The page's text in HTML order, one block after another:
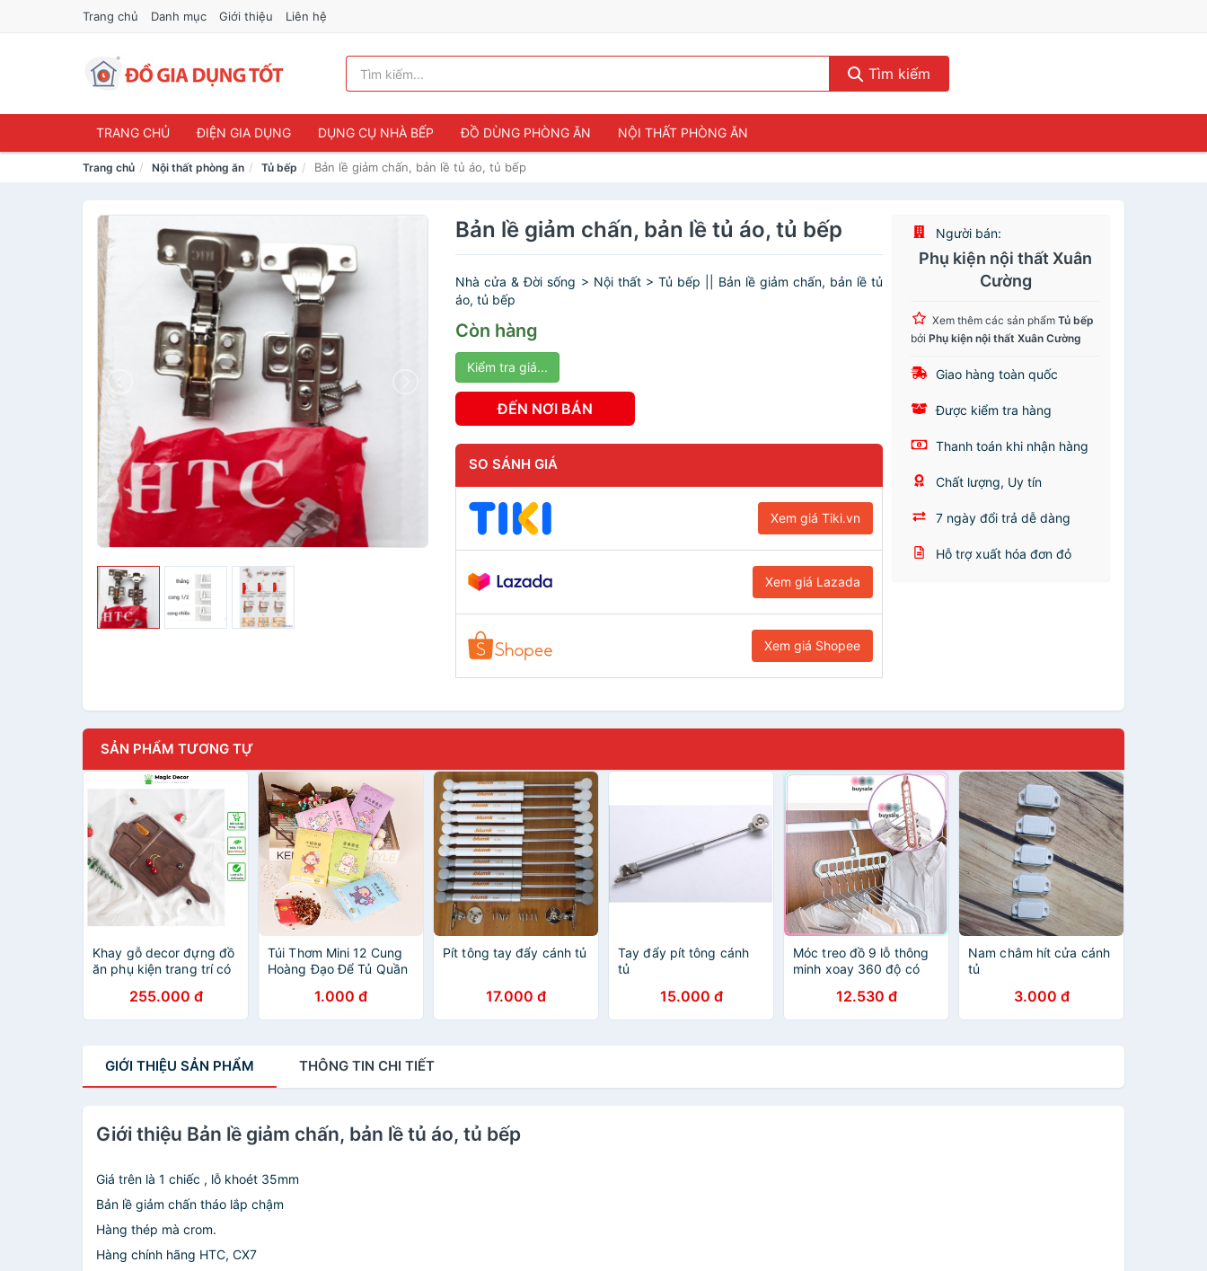
Trang chủ Danh mục Giới thiệu Liên hệ
Tìm kiếm
TRANG CHỦ ĐIỆN GIA DỤNG DỤNG CỤ NHÀ BẾP ĐỒ DÙNG PHÒNG ĂN NỘI THẤT PHÒNG ĂN
Trang chủ Nội thất phòng ăn Tủ bếp Bản lề giảm chấn, bản lề tủ áo, tủ bếp
Bản lề giảm chấn, bản lề tủ áo, tủ bếp
Nhà cửa & Đời sống > Nội thất > Tủ bếp || Bản lề giảm chấn, bản lề tủ
áo, tủ bếp
Còn hàng
Kiểm tra giá...
ĐẾN NƠI BÁN
SO SÁNH GIÁ
Xem giá Tiki.vn
Xem giá Lazada
Xem giá Shopee
Người bán:
Phụ kiện nội thất Xuân
Cường
Xem thêm các sản phẩmTủ bếp
bởiPhụ kiện nội thất Xuân Cường
Giao hàng toàn quốc
Được kiểm tra hàng
Thanh toán khi nhận hàng
Chất lượng, Uy tín
7 ngày đổi trả dễ dàng
Hỗ trợ xuất hóa đơn đỏ
SẢN PHẨM TƯƠNG TỰ
Khay gỗ decor đựng đồ
ăn phụ kiện trang trí có
20x41cm gỗ óc chó
nhập khẩu cao cấp
255.000 đ
Túi Thơm Mini 12 Cung
Hoàng Đạo Để Tủ Quần
Ngẫu Nhiên)
1.000 đ
Pít tông tay đẩy cánh tủ
17.000 đ
Tay đẩy pít tông cánh
tủ
15.000 đ
Móc treo đồ 9 lỗ thông
minh xoay 360 độ có
dọc giúp tiết kiệm
không gian tủ đồ -
12.530 đ
Nam châm hít cửa cánh
tủ
3.000 đ
GIỚI THIỆU SẢN PHẨM THÔNG TIN CHI TIẾT
Giới thiệu Bản lề giảm chấn, bản lề tủ áo, tủ bếp
Giá trên là 1 chiếc , lỗ khoét 35mm
Bản lề giảm chấn tháo lắp chậm
Hàng thép mà crom.
Hàng chính hãng HTC, CX7